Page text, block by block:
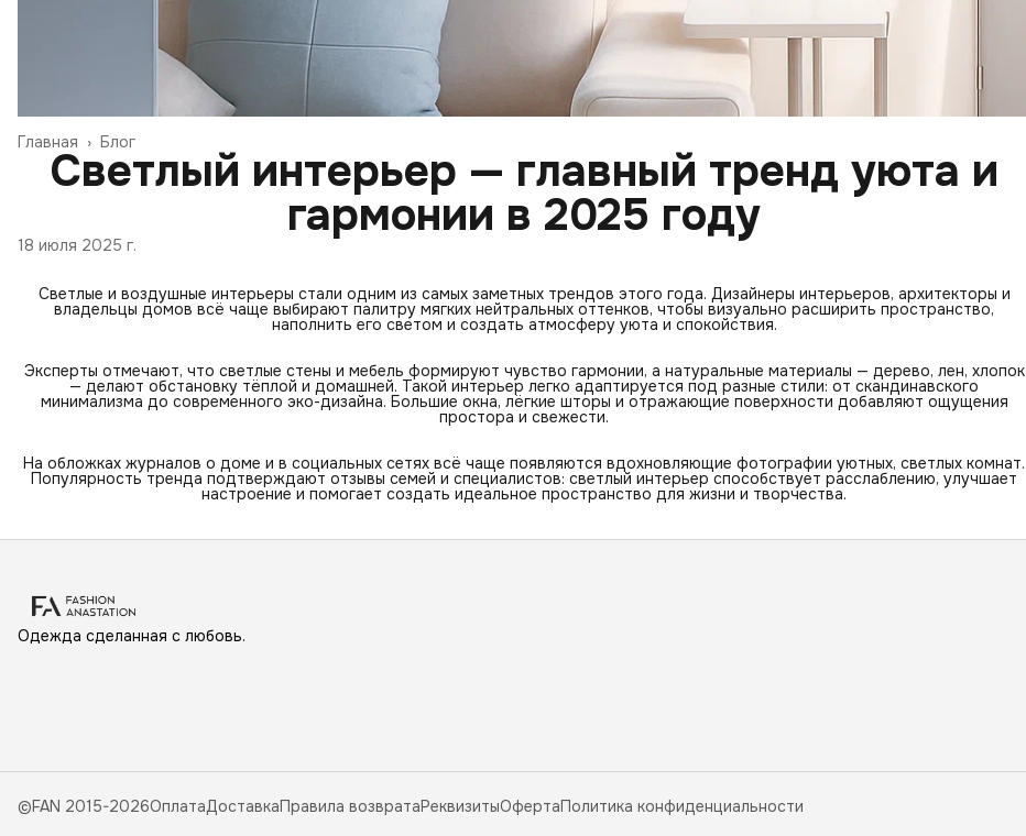
Блог
Главная ›
Светлый интерьер — главный тренд уюта и
гармонии в 2025 году
18 июля 2025 г.
Светлые и воздушные интерьеры стали одним из самых заметных трендов этого года. Дизайнеры интерьеров, архитекторы и
владельцы домов всё чаще выбирают палитру мягких нейтральных оттенков, чтобы визуально расширить пространство,
наполнить его светом и создать атмосферу уюта и спокойствия.
Эксперты отмечают, что светлые стены и мебель формируют чувство гармонии, а натуральные материалы — дерево, лен, хлопок
— делают обстановку тёплой и домашней. Такой интерьер легко адаптируется под разные стили: от скандинавского
минимализма до современного эко-дизайна. Большие окна, лёгкие шторы и отражающие поверхности добавляют ощущения
простора и свежести.
На обложках журналов о доме и в социальных сетях всё чаще появляются вдохновляющие фотографии уютных, светлых комнат.
Популярность тренда подтверждают отзывы семей и специалистов: светлый интерьер способствует расслаблению, улучшает
настроение и помогает создать идеальное пространство для жизни и творчества.
Одежда сделанная с любовь.
©FAN 2015-2026ОплатаДоставкаПравила возвратаРеквизитыОфертаПолитика конфиденциальности